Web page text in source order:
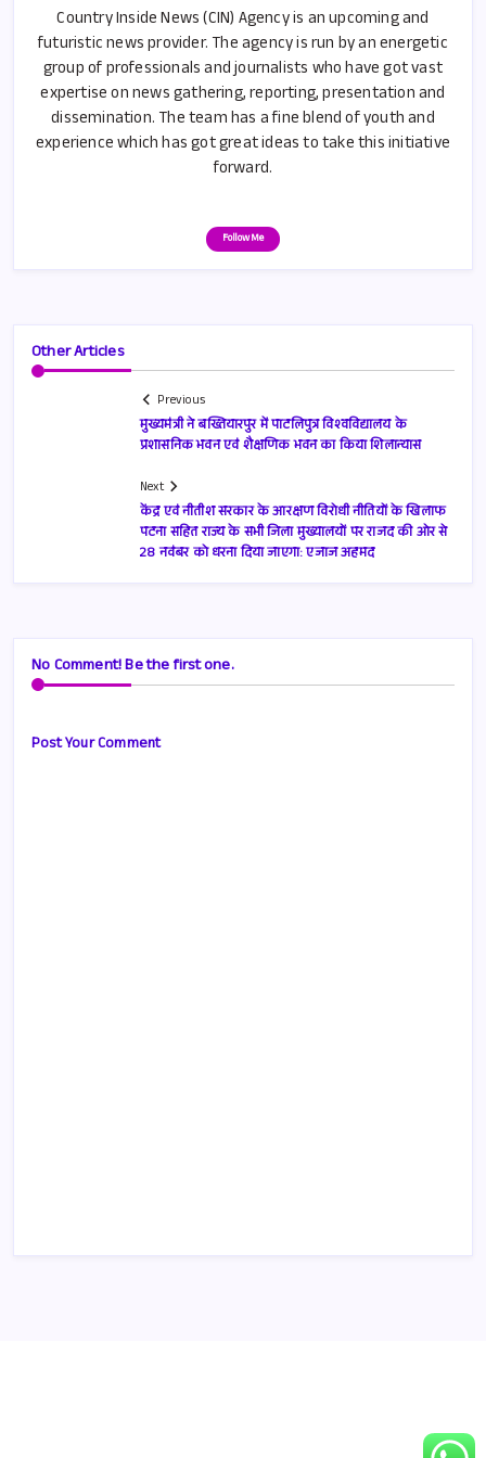
Country Inside News (CIN) Agency is an upcoming and
futuristic news provider. The agency is run by an energetic
group of professionals and journalists who have got vast
expertise on news gathering, reporting, presentation and
dissemination. The team has a fine blend of youth and
experience which has got great ideas to take this initiative
forward.
Follow Me
Other Articles
Previous
मुख्यमंत्री ने बख्तियारपुर में पाटलिपुत्र विश्वविद्यालय के
प्रशासनिक भवन एवं शैक्षणिक भवन का किया शिलान्यास
Next
केंद्र एवं नीतीश सरकार के आरक्षण विरोधी नीतियों के खिलाफ
पटना सहित राज्य के सभी जिला मुख्यालयों पर राजद की ओर से
28 नवंबर को धरना दिया जाएगा: एजाज अहमद
No Comment! Be the first one.
Post Your Comment